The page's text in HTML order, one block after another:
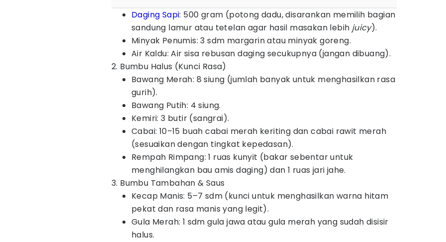
Daging Sapi: 500 gram (potong dadu, disarankan memilih bagian
sandung lamur atau tetelan agar hasil masakan lebih juicy).
Minyak Penumis: 3 sdm margarin atau minyak goreng.
Air Kaldu: Air sisa rebusan daging secukupnya (jangan dibuang).
2. Bumbu Halus (Kunci Rasa)
Bawang Merah: 8 siung (jumlah banyak untuk menghasilkan rasa
gurih).
Bawang Putih: 4 siung.
Kemiri: 3 butir (sangrai).
Cabai: 10–15 buah cabai merah keriting dan cabai rawit merah
(sesuaikan dengan tingkat kepedasan).
Rempah Rimpang: 1 ruas kunyit (bakar sebentar untuk
menghilangkan bau amis daging) dan 1 ruas jari jahe.
3. Bumbu Tambahan & Saus
Kecap Manis: 5–7 sdm (kunci untuk menghasilkan warna hitam
pekat dan rasa manis yang legit).
Gula Merah: 1 sdm gula jawa atau gula merah yang sudah disisir
halus.